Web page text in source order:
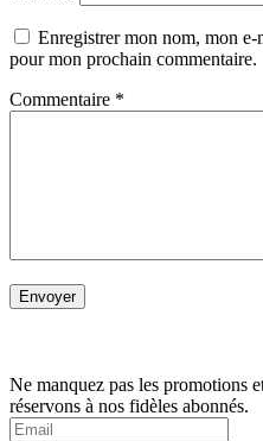
Enregistrer mon nom, mon
pour mon prochain commentaire.
Commentaire *
Ne manquez pas les promotions
réservons à nos fidèles abonnés.